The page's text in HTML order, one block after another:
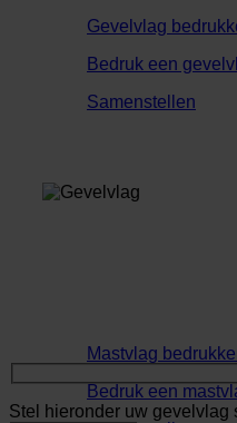
Gevelvlag
Bedruk een
Samenstellen
Mastvlag
Bedruk een
Stel hieronder uw gevelvlag